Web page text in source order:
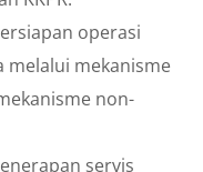
operasi
melalui mekanisme
non-
servis